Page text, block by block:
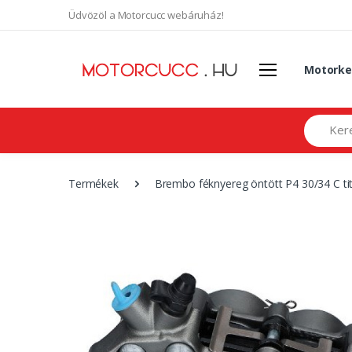
Üdvözöl a Motorcucc webáruház!
Search
Termékek Brembo féknyereg öntött P4 30/34 C